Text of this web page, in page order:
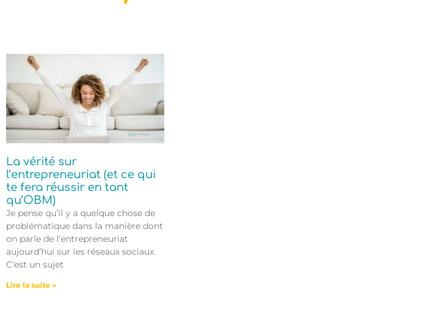
La vérité sur
l’entrepreneuriat (et ce qui
te fera réussir en tant
qu’OBM)
Je pense qu’il y a quelque chose de
problématique dans la manière dont
on parle de l’entrepreneuriat
aujourd’hui sur les réseaux sociaux.
C’est un sujet
Lire la suite »